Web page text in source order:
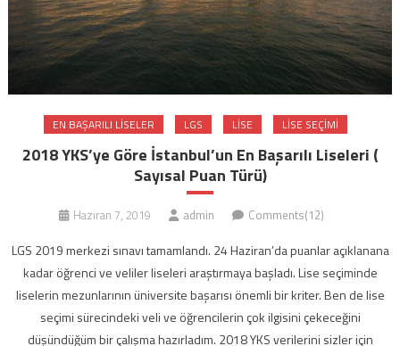
EN BAŞARILI LISELER LGS LISE LISE SEÇIMI
2018 YKS’ye Göre İstanbul’un En Başarılı Liseleri (
Sayısal Puan Türü)
Haziran 7, 2019 admin Comments(12)
LGS 2019 merkezi sınavı tamamlandı. 24 Haziran’da puanlar açıklanana
kadar öğrenci ve veliler liseleri araştırmaya başladı. Lise seçiminde
liselerin mezunlarının üniversite başarısı önemli bir kriter. Ben de lise
seçimi sürecindeki veli ve öğrencilerin çok ilgisini çekeceğini
düşündüğüm bir çalışma hazırladım. 2018 YKS verilerini sizler için